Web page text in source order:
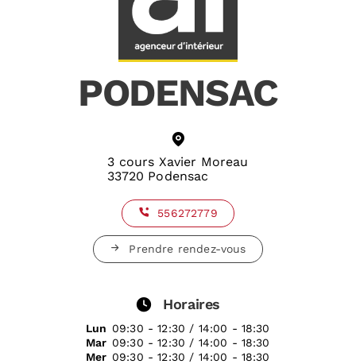
PODENSAC
3 cours Xavier Moreau
33720 Podensac
556272779
Prendre rendez-vous
Horaires
Lun 09:30 - 12:30 / 14:00 - 18:30
Mar 09:30 - 12:30 / 14:00 - 18:30
Mer 09:30 - 12:30 / 14:00 - 18:30